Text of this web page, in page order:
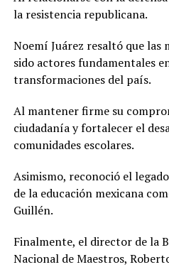
la resistencia republicana.
Noemí Juárez resaltó que las
sido actores fundamentales
transformaciones del país.
Al mantener firme su
ciudadanía y fortalecer el
comunidades escolares.
Asimismo, reconoció el
de la educación mexicana
Guillén.
Finalmente, el director de la
Nacional de Maestros,